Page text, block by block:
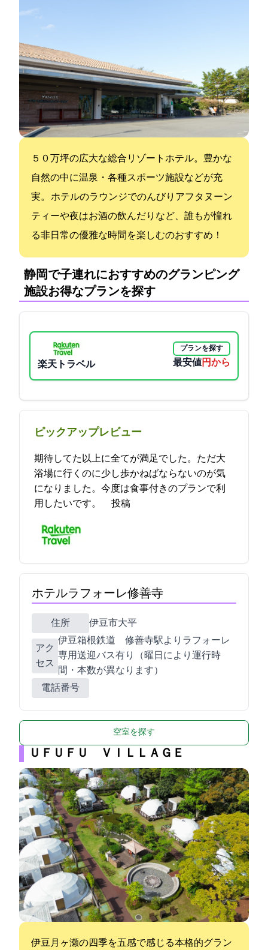
５０万坪の広大な総合リゾートホテル。豊かな
自然の中に温泉・各種スポーツ施設などが充
実。 ホテルのラウンジでのんびりアフタヌーン
ティーや夜はお酒の飲んだりなど、誰もが憧れ
る非日常の優雅な時間を楽しむのおすすめ！
静岡で子連れにおすすめのグランピング
施設:お得なプランを探す
楽天トラベル
プランを探す
最安値5200円から
ピックアップレビュー
期待してた以上に全てが満足でした。ただ大
浴場に行くのに少し歩かねばならないのが気
になりました。今度は食事付きのプランで利
用したいです。 2023-03-28 22:13:12投稿
ホテルラフォーレ修善寺
住所 伊豆市大平1529
アク
セス
伊豆箱根鉄道 修善寺駅よりラフォーレ
専用送迎バス有り（曜日により運行時
間・本数が異なります）
電話番号
空室を探す
ＵＦＵＦＵ ＶＩＬＬＡＧＥ
伊豆月ヶ瀬の四季を五感で感じる本格的グラン